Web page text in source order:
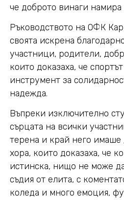
че доброто винаги намира
Ръководството на ОФК
своята искрена
участници, родители,
които доказаха, че
инструмент за
надежда.
Въпреки изключително
сърцата на всички
терена и край него
хора, които доказаха, че
истинска, нищо не може
съдия от елита, с
коледа и много емоция,